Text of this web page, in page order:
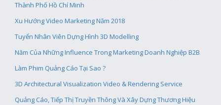
Thành Phố Hồ Chí Minh
Xu Hướng Video Marketing Năm 2018
Tuyển Nhân Viên Dựng Hình 3D Modelling
Năm Của Những Influence Trong Marketing Doanh Nghiệp B2B
Làm Phim Quảng Cáo Tại Sao ?
3D Architectural Visualization Video & Rendering Service
Quảng Cáo, Tiếp Thị Truyền Thông Và Xây Dựng Thương Hiệu